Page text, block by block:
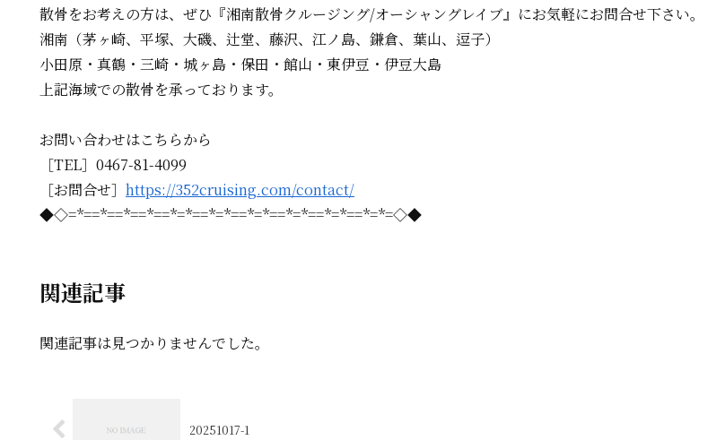
散骨をお考えの方は、 ぜひ『湘南散骨クルージング/オーシャングレイブ』にお気軽にお問合せ下さい。
湘南（茅ヶ崎、平塚、大磯、辻堂、藤沢、江ノ島、鎌倉、葉山、逗子）
小田原・真鶴・三崎・城ヶ島・保田・館山・東伊豆・伊豆大島
上記海域での散骨を承っております。
お問い合わせはこちらから
［TEL］0467-81-4099
［お問合せ］ https://352cruising.com/contact/
◆◇=*==*==*==*==*=*==*=*==*=*==*=*==*=*==*=*=◇◆
関連記事
関連記事は見つかりませんでした。
20251017-1